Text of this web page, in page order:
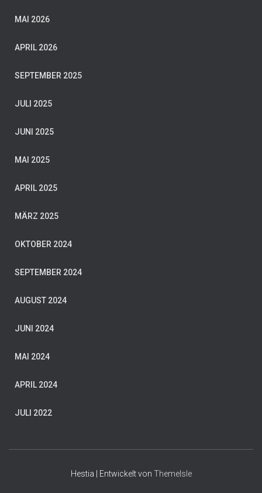
MAI 2026
APRIL 2026
SEPTEMBER 2025
JULI 2025
JUNI 2025
MAI 2025
APRIL 2025
MÄRZ 2025
OKTOBER 2024
SEPTEMBER 2024
AUGUST 2024
JUNI 2024
MAI 2024
APRIL 2024
JULI 2022
Hestia | Entwickelt von ThemeIsle